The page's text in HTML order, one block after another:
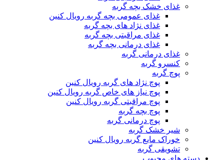
غذای خشک بچه گربه
غذای عمومی بچه گربه رویال کنین
غذای نژاد های بچه گربه
غذای مراقبتی بچه گربه
غذای درمانی بچه گربه
غذای درمانی گربه
کنسرو گربه
پوچ گربه
پوچ نژاد های گربه رویال کنین
پوچ نیاز های خاص گربه رویال کنین
پوچ مراقبتی گربه رویال کنین
پوچ بچه گربه
پوچ درمانی گربه
شیر خشک گربه
خوراک مایع گربه رویال کنین
تشویقی گربه
دسته های محبوب